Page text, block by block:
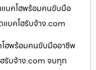
บคโฮพร้อมคนขับมือ
บคโฮรับจ้าง.com
โฮพร้อมคนขับมืออาชีพ
รับจ้าง.com จบทุก